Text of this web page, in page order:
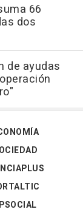
66
dos
de ayudas